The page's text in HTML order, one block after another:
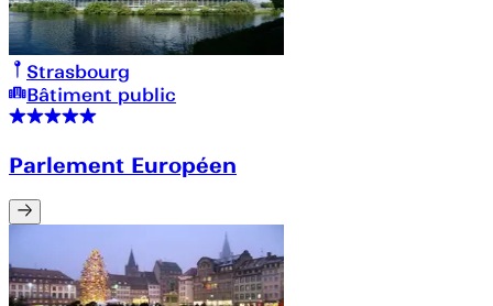
Strasbourg
Bâtiment public
Parlement Européen